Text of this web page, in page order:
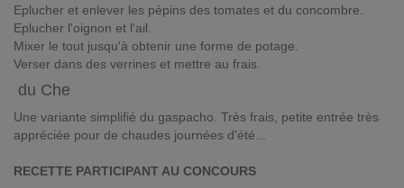
Eplucher et enlever les pépins des tomates et du concombre.
Eplucher l'oignon et l'ail.
Mixer le tout jusqu'à obtenir une forme de potage.
Verser dans des verrines et mettre au frais.
du Che
Une variante simplifié du gaspacho. Très frais, petite entrée très
appréciée pour de chaudes journées d'été...
RECETTE PARTICIPANT AU CONCOURS